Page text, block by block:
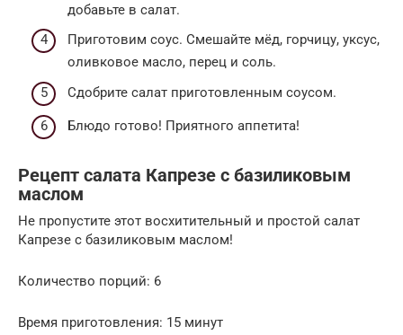
добавьте в салат.
Приготовим соус. Смешайте мёд, горчицу, уксус,
оливковое масло, перец и соль.
Сдобрите салат приготовленным соусом.
Блюдо готово! Приятного аппетита!
Рецепт салата Капрезе с базиликовым
маслом
Не пропустите этот восхитительный и простой салат
Капрезе с базиликовым маслом!
Количество порций: 6
Время приготовления: 15 минут